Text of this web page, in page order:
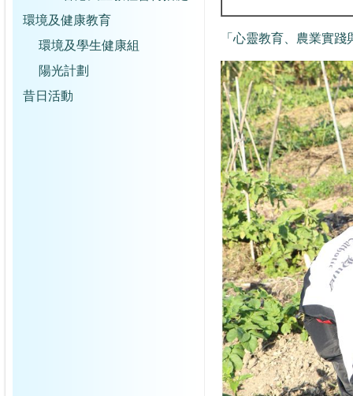
環境及健康教育
環境及學生健康組
陽光計劃
昔日活動
「心靈教育、農業實